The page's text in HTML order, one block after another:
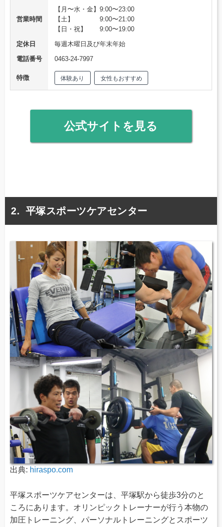
営業時間
【月〜水・金】9:00〜23:00
【土】 9:00〜21:00
【日・祝】 9:00〜19:00
定休日
毎週木曜日及び年末年始
電話番号
0463-24-7997
特徴 体験あり 女性もおすすめ
公式サイトを見る
平塚スポーツケアセンター
出典: hiraspo.com
平塚スポーツケアセンターは、平塚駅から徒歩3分のと
ころにあります。オリンピックトレーナーが行う本物の
加圧トレーニング、パーソナルトレーニングとスポーツ